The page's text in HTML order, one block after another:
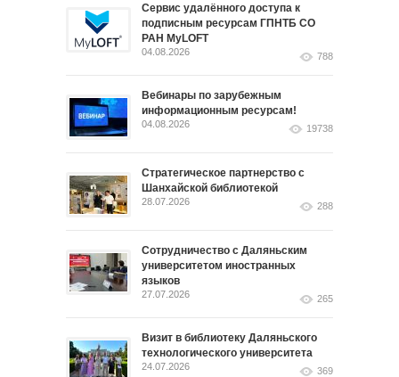
Сервис удалённого доступа к
подписным ресурсам ГПНТБ СО
РАН MyLOFT
04.08.2026 788
Вебинары по зарубежным
информационным ресурсам!
04.08.2026 19738
Стратегическое партнерство с
Шанхайской библиотекой
28.07.2026 288
Сотрудничество с Даляньским
университетом иностранных
языков
27.07.2026 265
Визит в библиотеку Даляньского
технологического университета
24.07.2026 369